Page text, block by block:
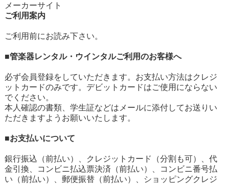
メーカーサイト
ご利用案内
ご利用前にお読み下さい。
■管楽器レンタル・ウインタルご利用のお客様へ
必ず会員登録をしていただきます。お支払い方法はクレジ
ットカードのみです。デビットカードはご使用にならない
でください。
本人確認の書類、学生証などはメールに添付してお送りい
ただきますようお願いいたします。
■お支払いについて
銀行振込（前払い）、クレジットカード（分割も可）、代
金引換、コンビニ払込票決済（前払い）、コンビニ番号払
い（前払い）、郵便振替（前払い）、ショッピングクレジ